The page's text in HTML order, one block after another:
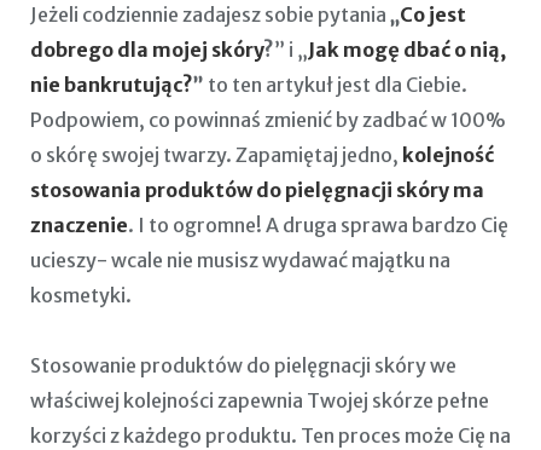
Jeżeli codziennie zadajesz sobie pytania „Co jest
dobrego dla mojej skóry?” i „Jak mogę dbać o nią,
nie bankrutując?” to ten artykuł jest dla Ciebie.
Podpowiem, co powinnaś zmienić by zadbać w 100%
o skórę swojej twarzy. Zapamiętaj jedno, kolejność
stosowania produktów do pielęgnacji skóry ma
znaczenie. I to ogromne! A druga sprawa bardzo Cię
ucieszy- wcale nie musisz wydawać majątku na
kosmetyki.
Stosowanie produktów do pielęgnacji skóry we
właściwej kolejności zapewnia ​​Twojej skórze pełne
korzyści z każdego produktu. Ten proces może Cię na